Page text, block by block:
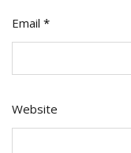
Email *
Website